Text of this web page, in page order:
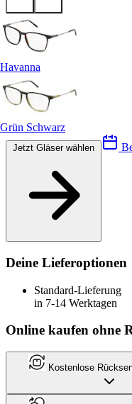
Havanna
Grün Schwarz
Deine Lieferoptionen
Standard-Lieferung
in 7-14 Werktagen
Online kaufen ohne
Kostenlose